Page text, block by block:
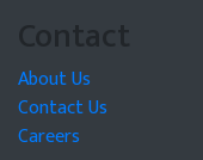
Contact
About Us
Contact Us
Careers